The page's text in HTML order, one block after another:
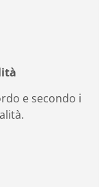
e secondo i